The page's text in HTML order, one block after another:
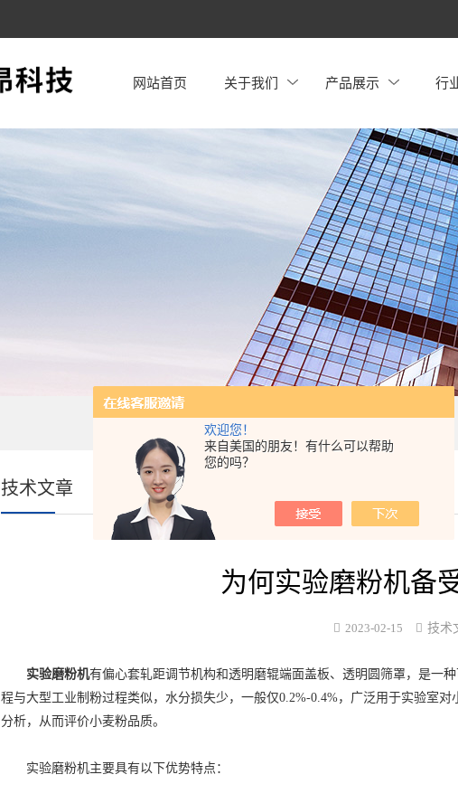
欢迎您！
来自美国的朋友！有什么可以帮助
您的吗？
网站首页 关于我们 产品展示 行
技术文章
为何实验磨粉机备
2023-02-15 技术
实验磨粉机有偏心套轧距调节机构和透明磨辊端面盖板、透明圆筛罩，是一
程与大型工业制粉过程类似，水分损失少，一般仅0.2%-0.4%，广泛用于实验室
分析，从而评价小麦粉品质。
实验磨粉机主要具有以下优势特点：